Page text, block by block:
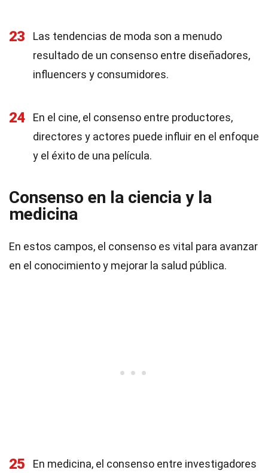
23
Las tendencias de moda son a menudo
resultado de un consenso entre diseñadores,
influencers y consumidores.
24
En el cine, el consenso entre productores,
directores y actores puede influir en el enfoque
y el éxito de una película.
Consenso en la ciencia y la
medicina
En estos campos, el consenso es vital para avanzar
en el conocimiento y mejorar la salud pública.
25
En medicina, el consenso entre investigadores